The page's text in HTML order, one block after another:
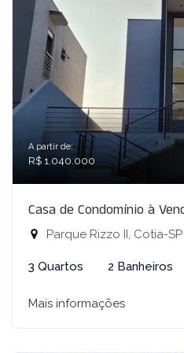
A partir de:
R$ 1.040.000
Casa de Condomínio à
Parque Rizzo II, Cotia-SP
3 Quartos 2 Banheiros
Mais informações